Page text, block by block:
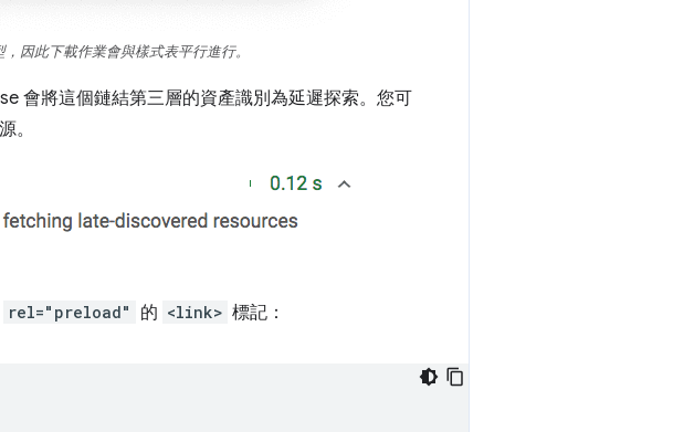
因此下載作業會與樣式表平行進行。
會將這個鏈結第三層的資產識別為延遲探索。您可
。
rel="preload" 的 <link> 標記：